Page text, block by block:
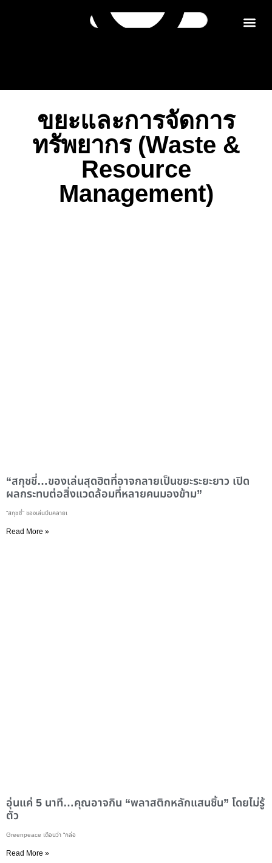
ขยะและการจัดการ
ทรัพยากร (Waste &
Resource
Management)
“สกุชชี่…ของเล่นสุดฮิตที่อาจกลายเป็นขยะระยะยาว เปิด
ผลกระทบต่อสิ่งแวดล้อมที่หลายคนมองข้าม”
“สกุชชี่” ของเล่นบีบคลายเ
Read More »
อุ่นแค่ 5 นาที…คุณอาจกิน “พลาสติกหลักแสนชิ้น” โดยไม่รู้
ตัว
Greenpeace เตือนว่า “กล่อ
Read More »